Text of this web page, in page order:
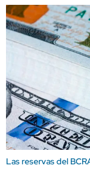
Las reservas del